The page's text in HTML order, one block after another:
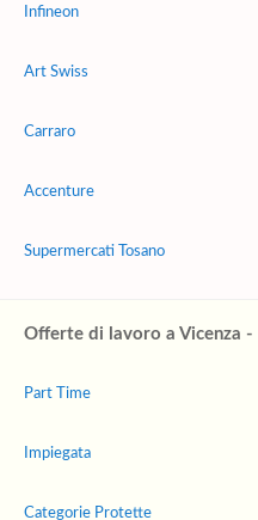
Infineon
Art Swiss
Carraro
Accenture
Supermercati Tosano
Offerte di lavoro a Vicenza -
Part Time
Impiegata
Categorie Protette